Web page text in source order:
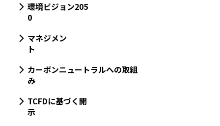
環境ビジョン205
0
マネジメン
ト
カーボンニュートラルへの取組
み
TCFDに基づく開
示